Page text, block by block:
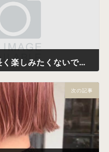
カラーの色味を長く楽しみたくないですか？【2】
次の記事